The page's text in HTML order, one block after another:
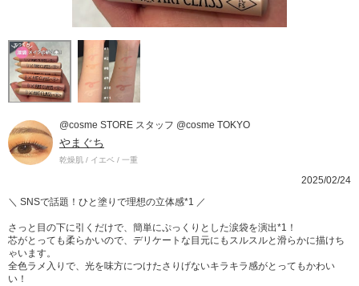
@cosme STORE スタッフ @cosme TOKYO
やまぐち
乾燥肌 / イエベ / 一重
2025/02/24
＼ SNSで話題！ひと塗りで理想の立体感*1 ／
さっと目の下に引くだけで、簡単にぷっくりとした涙袋を演出*1！
芯がとっても柔らかいので、デリケートな目元にもスルスルと滑らかに描けち
ゃいます。
全色ラメ入りで、光を味方につけたさりげないキラキラ感がとってもかわい
い！